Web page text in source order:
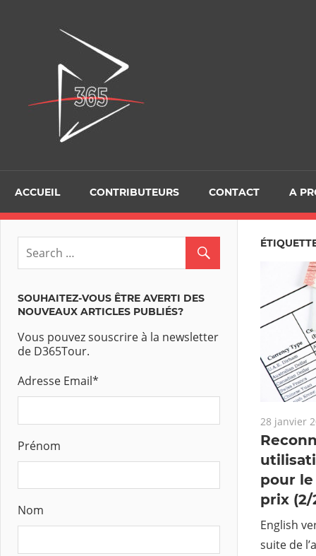
ACCUEIL CONTRIBUTEURS CONTACT A
28 janvier
pour
prix (2/
English
suite de
SOUHAITEZ-VOUS ÊTRE AVERTI DES
NOUVEAUX ARTICLES PUBLIÉS?
Vous pouvez souscrire à la newsletter
de D365Tour.
Adresse Email*
Prénom
Nom